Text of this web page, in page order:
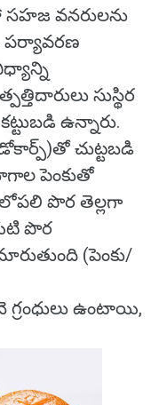
సహజ వనరులను
పర్యావరణ
సుస్థిర
ఉన్నారు.
చుట్టబడి
పెంకుతో
లోపలి పొర తెల్లగా
పొర
(పెంకు/
ఉంటాయి,